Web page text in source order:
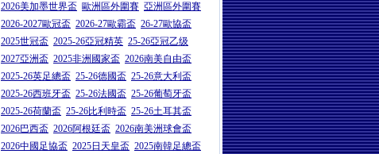
2026美加墨世界盃 歐洲區外圍賽 亞洲區外圍賽
2026-2027歐冠盃 2026-27歐霸盃 26-27歐協盃
2025世冠盃 2025-26亞冠精英 25-26亞冠乙级
2027亞洲盃 2025非洲國家盃 2026南美自由盃
2025-26英足總盃 25-26德國盃 25-26意大利盃
2025-26西班牙盃 25-26法國盃 25-26葡萄牙盃
2025-26荷蘭盃 25-26比利時盃 25-26土耳其盃
2026巴西盃 2026阿根廷盃 2026南美洲球會盃
2026中國足協盃 2025日天皇盃 2025南韓足總盃